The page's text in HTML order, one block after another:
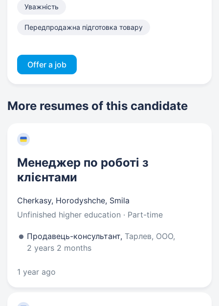
Уважність
Передпродажна підготовка товару
Offer a job
More resumes of this candidate
Менеджер по роботі з
клієнтами
Cherkasy, Horodyshche, Smila
Unfinished higher education · Part-time
Продавець-консультант, Тарлев, ООО,
2 years 2 months
1 year ago